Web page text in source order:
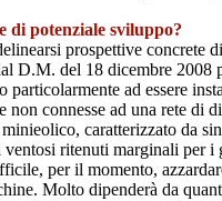
di potenziale sviluppo?
prospettive
D.M. del 18 dicembre
ad essere
connesse ad una rete di
caratterizzato da
ritenuti marginali per
per il momento,
Molto dipenderà da